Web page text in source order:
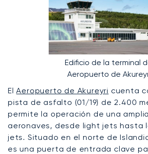
Edificio de la terminal
Aeropuerto de
ElAeropuerto de Akureyri cuenta
pista de asfalto (01/19) de 2.400
permite la operación de una
aeronaves, desde light jets hasta
jets. Situado en el norte de
es una puerta de entrada clave